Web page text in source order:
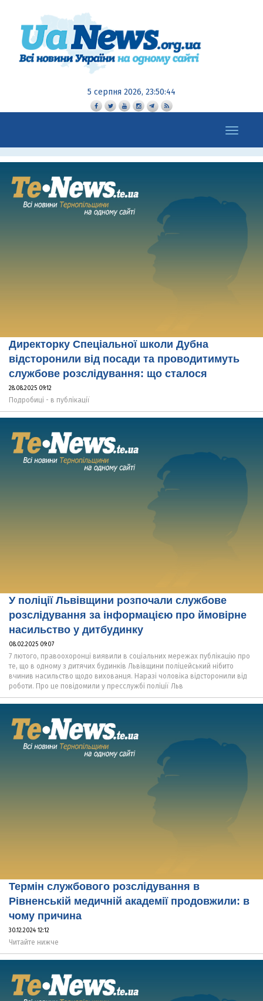
5 серпня 2026, 23:50:45
Toggle
navigation
Директорку Спеціальної школи Дубна
відсторонили від посади та проводитимуть
службове розслідування: що сталося
28.08.2025 09:12
Подробиці - в публікації
У поліції Львівщини розпочали службове
розслідування за інформацією про ймовірне
насильство у дитбудинку
08.02.2025 09:07
7 лютого, правоохоронці виявили в соціальних мережах публікацію про
те, що в одному з дитячих будинків Львівщини поліцейський нібито
вчинив насильство щодо вихованця. Наразі чоловіка відсторонили від
роботи. Про це повідомили у пресслужбі поліції Льв
Термін службового розслідування в
Рівненській медичній академії продовжили: в
чому причина
30.12.2024 12:12
Читайте нижче